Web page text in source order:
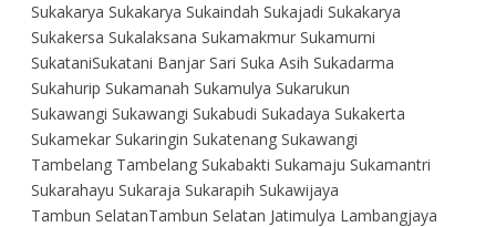
Sukakarya Sukakarya Sukaindah Sukajadi Sukakarya
Sukakersa Sukalaksana Sukamakmur Sukamurni
SukataniSukatani Banjar Sari Suka Asih Sukadarma
Sukahurip Sukamanah Sukamulya Sukarukun
Sukawangi Sukawangi Sukabudi Sukadaya Sukakerta
Sukamekar Sukaringin Sukatenang Sukawangi
Tambelang Tambelang Sukabakti Sukamaju Sukamantri
Sukarahayu Sukaraja Sukarapih Sukawijaya
Tambun SelatanTambun Selatan Jatimulya Lambangjaya